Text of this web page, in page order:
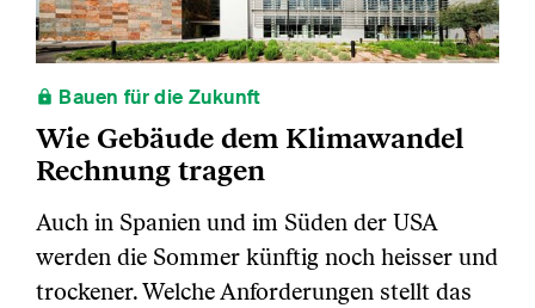
Bauen für die Zukunft
Wie Gebäude dem Klimawandel
Rechnung tragen
Auch in Spanien und im Süden der USA
werden die Sommer künftig noch heisser und
trockener. Welche Anforderungen stellt das